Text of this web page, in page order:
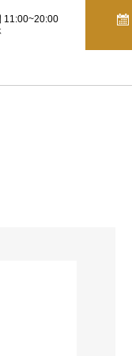
11:00~20:00